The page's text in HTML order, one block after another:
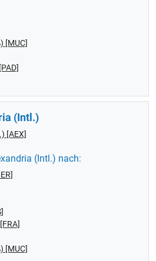
[MUC]
(Intl.)
[AEX]
(Intl.) nach:
[MUC]